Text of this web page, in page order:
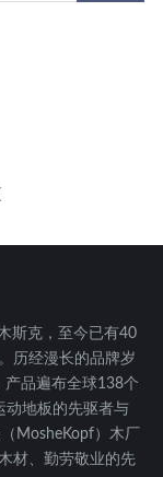
斯克，至今已有40
历经漫长的品牌岁
产品遍布全球138个
动地板的先驱者与
MosheKopf）木厂
材、勤劳敬业的先